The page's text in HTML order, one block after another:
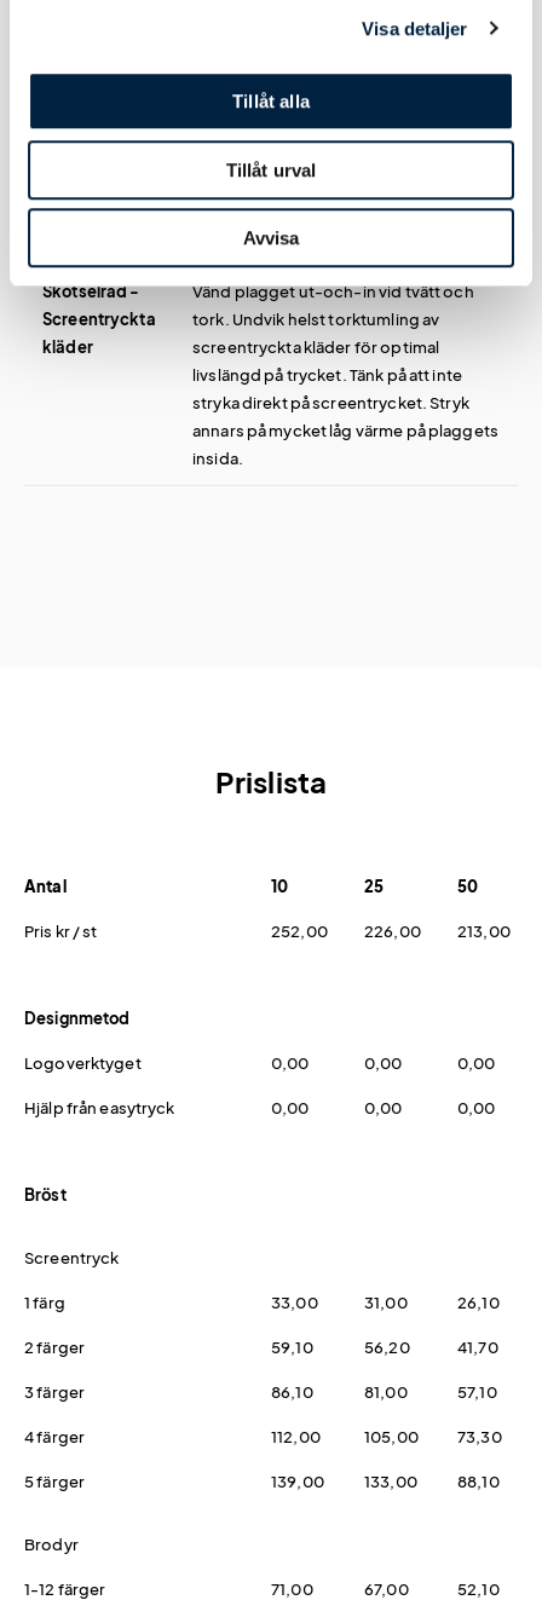
Visa detaljer
Tillåt alla
Tillåt urval
Avvisa
kläder
tork. Tänk på att inte stryka direkt på
brodyren. Stryk annars på mycket låg
värme på plaggets insida.
Skötselråd -
Screentryckta
kläder
Vänd plagget ut-och-in vid tvätt och
tork. Undvik helst torktumling av
screentryckta kläder för optimal
livslängd på trycket. Tänk på att inte
stryka direkt på screentrycket. Stryk
annars på mycket låg värme på plaggets
insida.
Prislista
Antal 10 25 50
Pris kr / st 252,00 226,00 213,00
Designmetod
Logoverktyget 0,00 0,00 0,00
Hjälp från easytryck 0,00 0,00 0,00
Bröst
Screentryck
1 färg 33,00 31,00 26,10
2 färger 59,10 56,20 41,70
3 färger 86,10 81,00 57,10
4 färger 112,00 105,00 73,30
5 färger 139,00 133,00 88,10
Brodyr
1-12 färger 71,00 67,00 52,10